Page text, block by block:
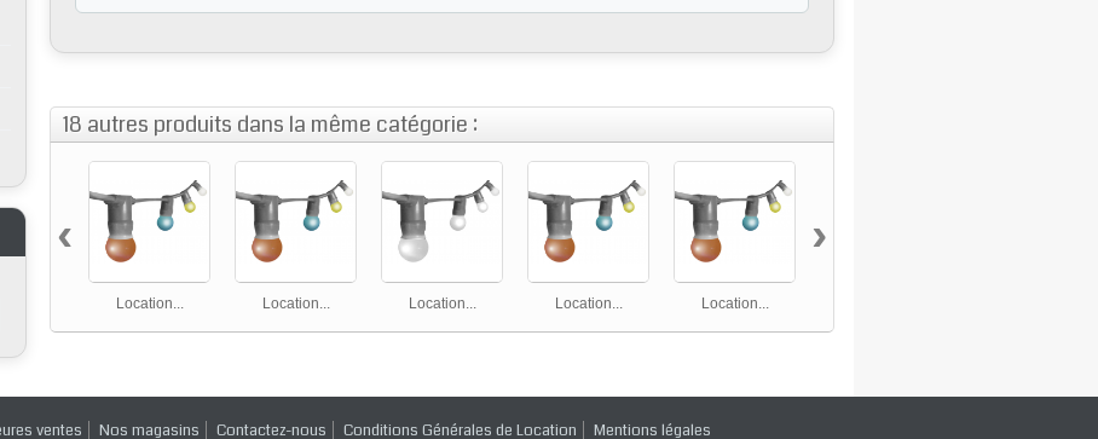
18 autres produits dans la même catégorie :
Location... Location... Location... Location... Location...
‹ ›
ventes Nos magasins Contactez-nous Conditions Générales de Location Mentions légales